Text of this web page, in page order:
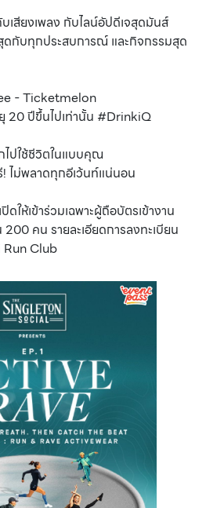
สียงเพลง กับไลน์อัปดีเจสุดมันส์
กับทุกประสบการณ์ และกิจกรรมสุด
- Ticketmelon
20 ปีขึ้นไปเท่านั้น #DrinkiQ
ไปใช้ชีวิตในแบบคุณ
ไม่พลาดทุกอีเว้นท์แน่นอน
ให้เข้าร่วมเฉพาะผู้ถือบัตรเข้างาน
คน รายละเอียดการลงทะเบียน
Run Club